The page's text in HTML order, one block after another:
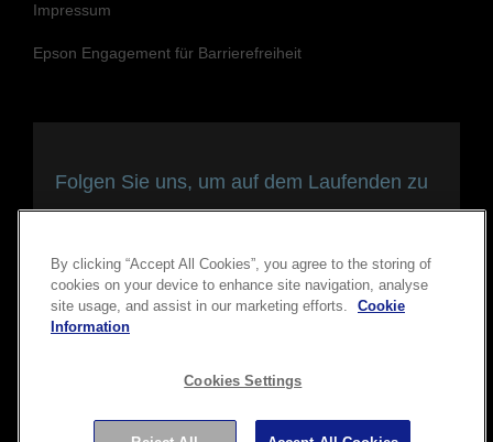
Impressum
Epson Engagement für Barrierefreiheit
Folgen Sie uns, um auf dem Laufenden zu
By clicking “Accept All Cookies”, you agree to the storing of
cookies on your device to enhance site navigation, analyse
site usage, and assist in our marketing efforts.
Cookie
Information
Cookies Settings